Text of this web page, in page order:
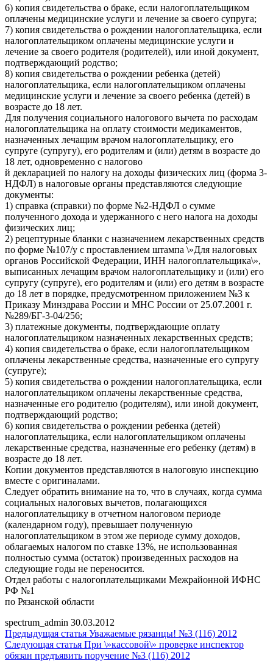
6) копия свидетельства о браке, если налогоплательщиком
оплачены медицинские услуги и лечение за своего супруга;
7) копия свидетельства о рождении налогоплательщика, если
налогоплательщиком оплачены медицинские услуги и
лечение за своего родителя (родителей), или иной документ,
подтверждающий родство;
8) копия свидетельства о рождении ребенка (детей)
налогоплательщика, если налогоплательщиком оплачены
медицинские услуги и лечение за своего ребенка (детей) в
возрасте до 18 лет.
Для получения социального налогового вычета по расходам
налогоплательщика на оплату стоимости медикаментов,
назначенных лечащим врачом налогоплательщику, его
супруге (супругу), его родителям и (или) детям в возрасте до
18 лет, одновременно с налогово
й декларацией по налогу на доходы физических лиц (форма 3-
НДФЛ) в налоговые органы представляются следующие
документы:
1) справка (справки) по форме №2-НДФЛ о сумме
полученного дохода и удержанного с него налога на доходы
физических лиц;
2) рецептурные бланки с назначением лекарственных средств
по форме №107/у с проставлением штампа \»Для налоговых
органов Российской Федерации, ИНН налогоплательщика\»,
выписанных лечащим врачом налогоплательщику и (или) его
супругу (супруге), его родителям и (или) его детям в возрасте
до 18 лет в порядке, предусмотренном приложением №3 к
Приказу Минздрава России и МНС России от 25.07.2001 г.
№289/БГ-3-04/256;
3) платежные документы, подтверждающие оплату
налогоплательщиком назначенных лекарственных средств;
4) копия свидетельства о браке, если налогоплательщиком
оплачены лекарственные средства, назначенные его супругу
(супруге);
5) копия свидетельства о рождении налогоплательщика, если
налогоплательщиком оплачены лекарственные средства,
назначенные его родителю (родителям), или иной документ,
подтверждающий родство;
6) копия свидетельства о рождении ребенка (детей)
налогоплательщика, если налогоплательщиком оплачены
лекарственные средства, назначенные его ребенку (детям) в
возрасте до 18 лет.
Копии документов представляются в налоговую инспекцию
вместе с оригиналами.
Следует обратить внимание на то, что в случаях, когда сумма
социальных налоговых вычетов, полагающихся
налогоплательщику в отчетном налоговом периоде
(календарном году), превышает полученную
налогоплательщиком в этом же периоде сумму доходов,
облагаемых налогом по ставке 13%, не использованная
полностью сумма (остаток) произведенных расходов на
следующие годы не переносится.
Отдел работы с налогоплательщиками Межрайонной ИФНС
РФ №1
по Рязанской области
spectrum_admin 30.03.2012
Предыдущая статья Уважаемые рязанцы! №3 (116) 2012
Следующая статья При \»кассовой\» проверке инспектор
обязан предъявить поручение №3 (116) 2012